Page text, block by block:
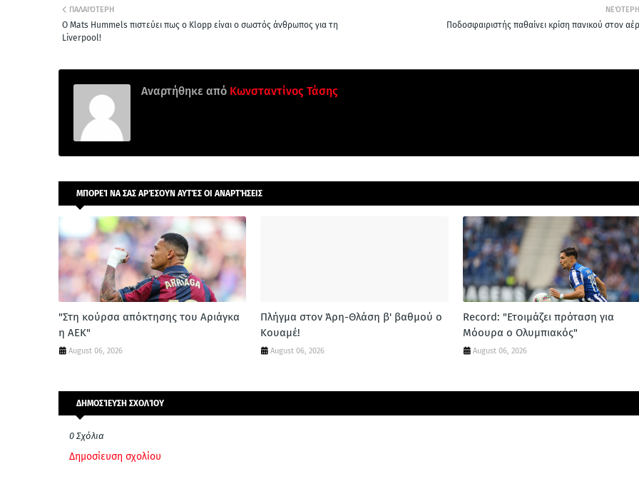
ΝΕΌΤΕΡΗ
Ποδοσφαιριστής παθαίνει κρίση πανικού στον
ΠΑΛΑΙΌΤΕΡΗ
Ο Mats Hummels πιστεύει πως ο Klopp είναι ο σωστός άνθρωπος για τη
Liverpool!
Αναρτήθηκε από Κωνσταντίνος Τάσης
ΜΠΟΡΕΊ ΝΑ ΣΑΣ ΑΡΈΣΟΥΝ ΑΥΤΈΣ ΟΙ ΑΝΑΡΤΉΣΕΙΣ
"Στη κούρσα απόκτησης του Αριάγκα
η ΑΕΚ"
August 06, 2026
Πλήγμα στον Άρη-Θλάση β' βαθμού ο
Κουαμέ!
August 06, 2026
Record: "Ετοιμάζει πρόταση για
Μόουρα ο Ολυμπιακός"
August 06, 2026
ΔΗΜΟΣΊΕΥΣΗ ΣΧΟΛΊΟΥ
0 Σχόλια
Δημοσίευση σχολίου